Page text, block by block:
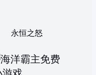
永恒之怒